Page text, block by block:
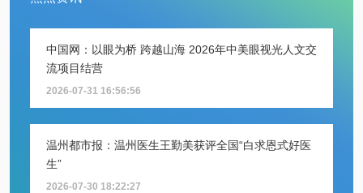
中国网：以眼为桥 跨越山海 2026年中美眼视光人文交
流项目结营
2026-07-31 16:56:56
温州都市报：温州医生王勤美获评全国“白求恩式好医
生”
2026-07-30 18:22:27